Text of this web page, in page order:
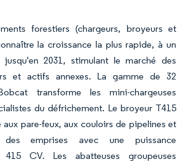
forestiers (chargeurs, broyeurs et
la croissance la plus rapide, à un
2031, stimulant le marché des
et actifs annexes. La gamme de 32
transforme les mini-chargeuses
du défrichement. Le broyeur T415
pare-feux, aux couloirs de pipelines et
des emprises avec une puissance
CV. Les abatteuses groupeuses